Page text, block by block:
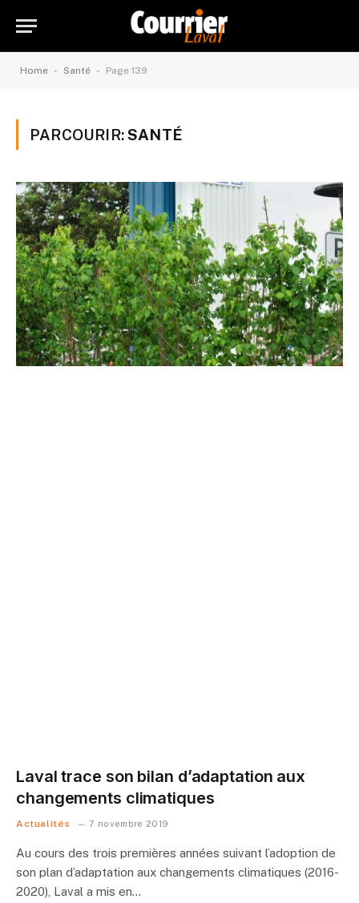
Home - Santé - Page 139
PARCOURIR:SANTÉ
Laval trace son bilan d’adaptation aux
changements climatiques
Actualités 7 novembre 2019
Au cours des trois premières années suivant l’adoption de
son plan d’adaptation aux changements climatiques (2016-
2020), Laval a mis en…